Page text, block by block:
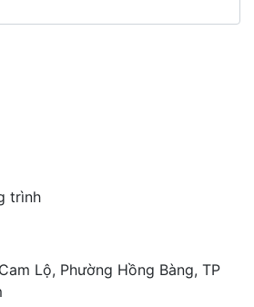
trình
Lộ, Phường Hồng Bàng, TP